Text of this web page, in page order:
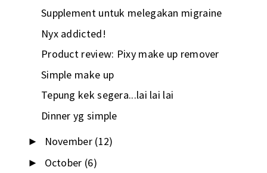
Supplement untuk melegakan migraine
Nyx addicted!
Product review: Pixy make up remover
Simple make up
Tepung kek segera...lai lai lai
Dinner yg simple
► November (12)
► October (6)